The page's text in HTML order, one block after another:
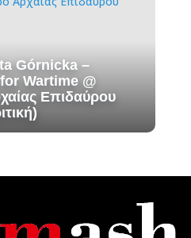
Górnicka –
Wartime @
Επιδαύρου